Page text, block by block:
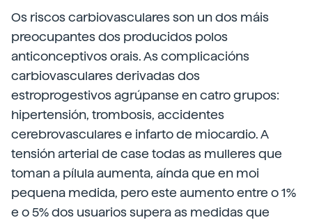
Os riscos carbiovasculares son un dos máis
preocupantes dos producidos polos
anticonceptivos orais. As complicacións
carbiovasculares derivadas dos
estroprogestivos agrúpanse en catro grupos:
hipertensión, trombosis, accidentes
cerebrovasculares e infarto de miocardio. A
tensión arterial de case todas as mulleres que
toman a pílula aumenta, aínda que en moi
pequena medida, pero este aumento entre o 1%
e o 5% dos usuarios supera as medidas que